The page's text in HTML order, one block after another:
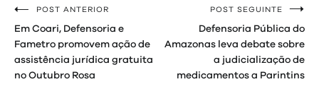
Navegação
de
Post
POST ANTERIOR
Em Coari, Defensoria e
Fametro promovem ação de
assistência jurídica gratuita
no Outubro Rosa
POST SEGUINTE
Defensoria Pública do
Amazonas leva debate sobre
a judicialização de
medicamentos a Parintins